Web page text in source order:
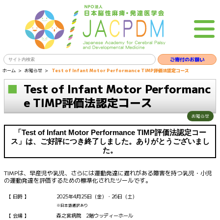
ご寄付のお願い
ホーム お知らせ Test of Infant Motor Performance TIMP評価法認定コース
Test of Infant Motor Performanc
e TIMP評価法認定コース
お知らせ
「Test of Infant Motor Performance TIMP評価法認定コー
ス」は、ご好評につき終了しました。ありがとうございまし
た。
TIMPは、早産児や乳児、さらには運動発達に遅れがある障害を持つ乳児・小児
の運動発達を評価するための標準化されたツールです。
日時 2025年4月25日（金）・26日（土）
※日本語通訳あり
会場
森之宮病院 2階ウッディーホール